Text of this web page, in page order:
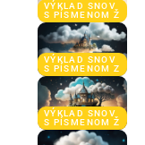
VÝKLAD SNOV
S PÍSMENOM Ž
VÝKLAD SNOV
S PÍSMENOM Z
VÝKLAD SNOV
S PÍSMENOM Ž